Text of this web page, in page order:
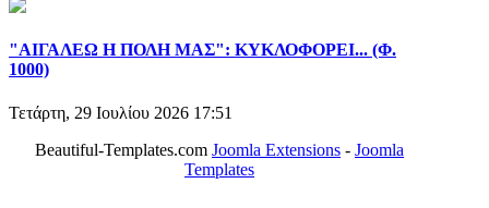
"ΑΙΓΑΛΕΩ Η ΠΟΛΗ ΜΑΣ": ΚΥΚΛΟΦΟΡΕΙ... (Φ.
1000)
Τετάρτη, 29 Ιουλίου 2026 17:51
Beautiful-Templates.comJoomla Extensions -Joomla
Templates